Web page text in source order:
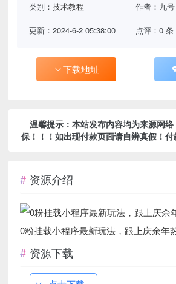
类别：技术教程 作者：九号
更新：2024-6-2 05:38:00 点评：0 条
下载地址
温馨提示：本站发布内容均为来源网
保！！！如出现付款页面请自辨真假！付
资源介绍
0粉挂载小程序最新玩法，跟上庆余年
资源下载